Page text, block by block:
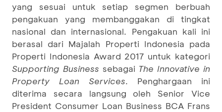
yang sesuai untuk setiap segmen berbuah
pengakuan yang membanggakan di tingkat
nasional dan internasional. Pengakuan kali ini
berasal dari Majalah Properti Indonesia pada
Properti Indonesia Award 2017 untuk kategori
Supporting Business sebagai The Innovative in
Property Loan Services. Penghargaan ini
diterima secara langsung oleh Senior Vice
President Consumer Loan Business BCA Frans